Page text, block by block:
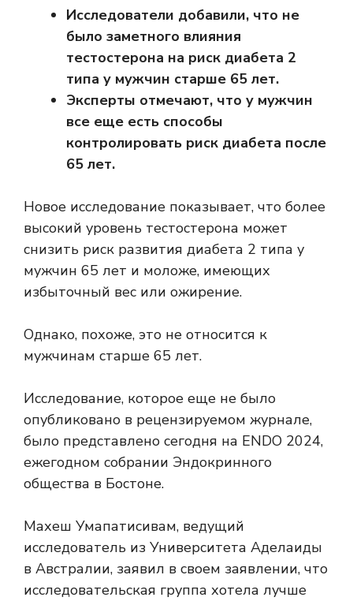
Исследователи добавили, что не
было заметного влияния
тестостерона на риск диабета 2
типа у мужчин старше 65 лет.
Эксперты отмечают, что у мужчин
все еще есть способы
контролировать риск диабета после
65 лет.
Новое исследование показывает, что более
высокий уровень тестостерона может
снизить риск развития диабета 2 типа у
мужчин 65 лет и моложе, имеющих
избыточный вес или ожирение.
Однако, похоже, это не относится к
мужчинам старше 65 лет.
Исследование, которое еще не было
опубликовано в рецензируемом журнале,
было представлено сегодня на ENDO 2024,
ежегодном собрании Эндокринного
общества в Бостоне.
Махеш Умапатисивам, ведущий
исследователь из Университета Аделаиды
в Австралии, заявил в своем заявлении, что
исследовательская группа хотела лучше